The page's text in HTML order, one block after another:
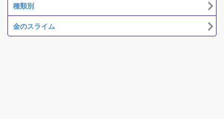
種類別
金のスライム